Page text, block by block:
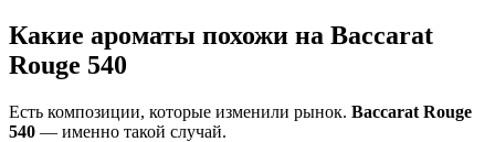
Какие ароматы похожи на Baccarat
Rouge 540
Есть композиции, которые изменили рынок. Baccarat Rouge
540 — именно такой случай.